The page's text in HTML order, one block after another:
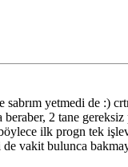
sabrım yetmedi de :)
beraber, 2 tane
ilk progn tek
vakit bulunca